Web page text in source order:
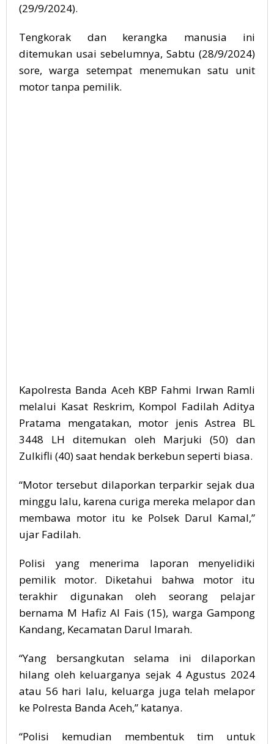
(29/9/2024).
Tengkorak dan kerangka manusia ini
ditemukan usai sebelumnya, Sabtu (28/9/2024)
sore, warga setempat menemukan satu unit
motor tanpa pemilik.
Kapolresta Banda Aceh KBP Fahmi Irwan Ramli
melalui Kasat Reskrim, Kompol Fadilah Aditya
Pratama mengatakan, motor jenis Astrea BL
3448 LH ditemukan oleh Marjuki (50) dan
Zulkifli (40) saat hendak berkebun seperti biasa.
“Motor tersebut dilaporkan terparkir sejak dua
minggu lalu, karena curiga mereka melapor dan
membawa motor itu ke Polsek Darul Kamal,”
ujar Fadilah.
Polisi yang menerima laporan menyelidiki
pemilik motor. Diketahui bahwa motor itu
terakhir digunakan oleh seorang pelajar
bernama M Hafiz Al Fais (15), warga Gampong
Kandang, Kecamatan Darul Imarah.
“Yang bersangkutan selama ini dilaporkan
hilang oleh keluarganya sejak 4 Agustus 2024
atau 56 hari lalu, keluarga juga telah melapor
ke Polresta Banda Aceh,” katanya.
“Polisi kemudian membentuk tim untuk